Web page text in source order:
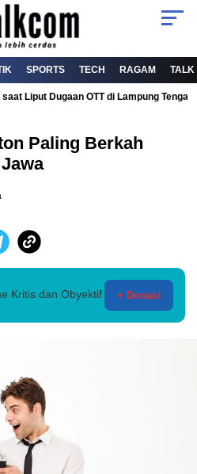
SPORTS TECH RAGAM TALK
Liput Dugaan OTT di Lampung
Paling Berkah
Kritis dan Obyektif + Donasi